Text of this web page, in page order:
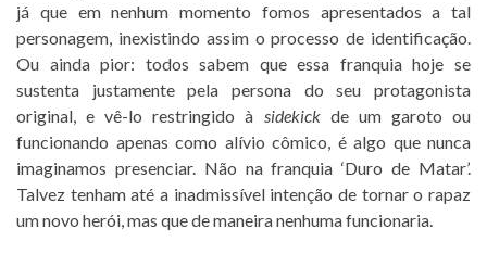
já que em nenhum momento fomos apresentados a tal
personagem, inexistindo assim o processo de identificação.
Ou ainda pior: todos sabem que essa franquia hoje se
sustenta justamente pela persona do seu protagonista
original, e vê-lo restringido à sidekickde um garoto ou
funcionando apenas como alívio cômico, é algo que nunca
imaginamos presenciar. Não na franquia ‘Duro de Matar’.
Talvez tenham até a inadmissível intenção de tornar o rapaz
um novo herói, mas que de maneira nenhuma funcionaria.